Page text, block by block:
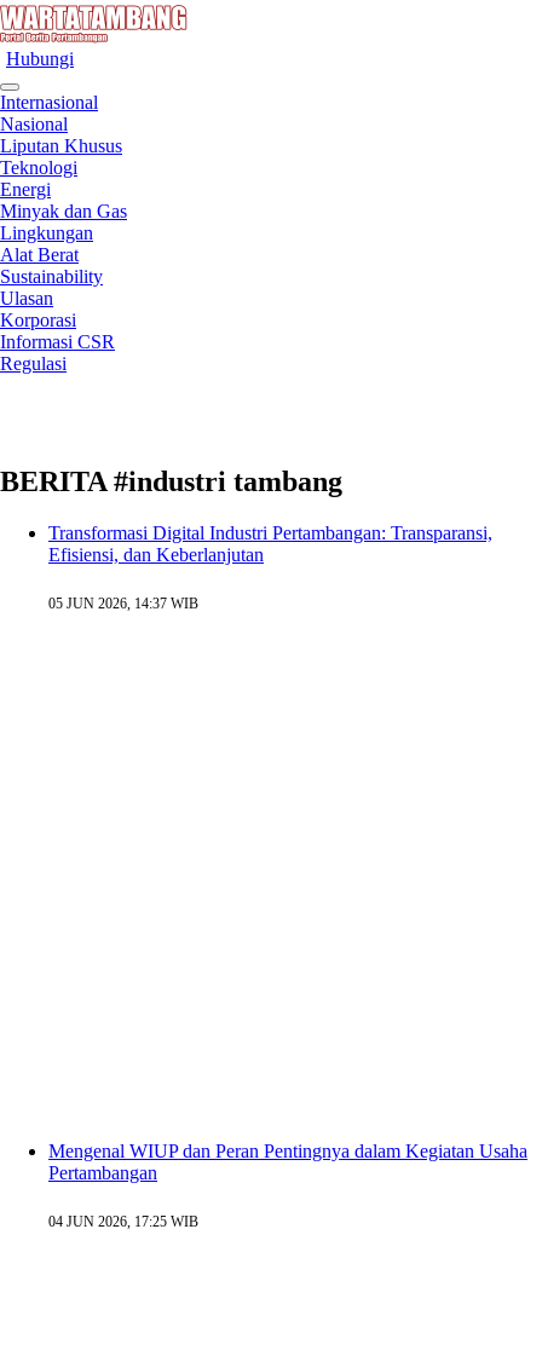
Hubungi
Internasional
Nasional
Liputan Khusus
Teknologi
Energi
Minyak dan Gas
Lingkungan
Alat Berat
Sustainability
Ulasan
Korporasi
Informasi CSR
Regulasi
BERITA #industri tambang
Transformasi Digital Industri Pertambangan: Transparansi,
Efisiensi, dan Keberlanjutan
05 JUN 2026, 14:37 WIB
Mengenal WIUP dan Peran Pentingnya dalam Kegiatan Usaha
Pertambangan
04 JUN 2026, 17:25 WIB